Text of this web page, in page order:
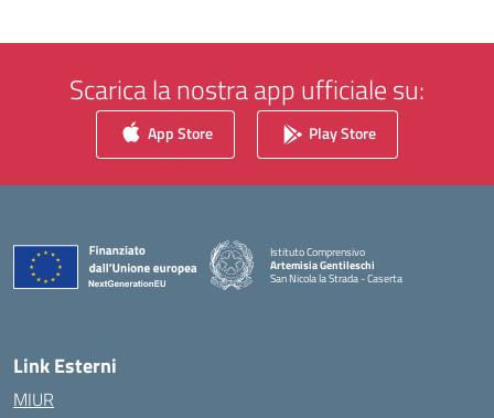
Scarica la nostra app ufficiale su:
App Store Play Store
Istituto Comprensivo
Artemisia Gentileschi
San Nicola la Strada - Caserta
Link Esterni
MIUR